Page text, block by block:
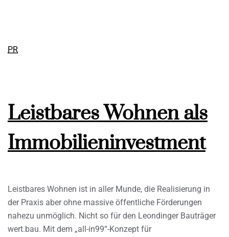
PR
Leistbares Wohnen als
Immobilieninvestment
Leistbares Wohnen ist in aller Munde, die Realisierung in
der Praxis aber ohne massive öffentliche Förderungen
nahezu unmöglich. Nicht so für den Leondinger Bauträger
wert.bau. Mit dem „all-in99“-Konzept für